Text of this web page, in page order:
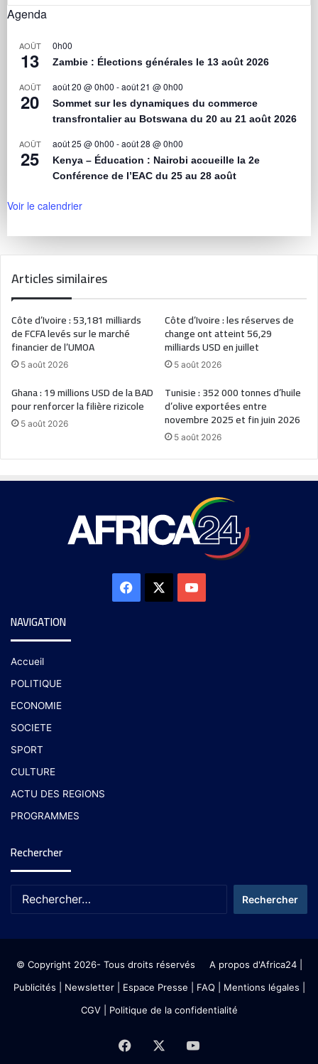
Agenda
AOÛT
13
0h00
Zambie : Élections générales le 13 août 2026
AOÛT
20
août 20 @ 0h00 -août 21 @ 0h00
Sommet sur les dynamiques du commerce
transfrontalier au Botswana du 20 au 21 août 2026
AOÛT
25
août 25 @ 0h00 -août 28 @ 0h00
Kenya – Éducation : Nairobi accueille la 2e
Conférence de l’EAC du 25 au 28 août
Voir le calendrier
Articles similaires
Côte d’Ivoire : 53,181 milliards
de FCFA levés sur le marché
financier de l’UMOA
5 août 2026
Côte d’Ivoire : les réserves de
change ont atteint 56,29
milliards USD en juillet
5 août 2026
Ghana : 19 millions USD de la BAD
pour renforcer la filière rizicole
5 août 2026
Tunisie : 352 000 tonnes d’huile
d’olive exportées entre
novembre 2025 et fin juin 2026
5 août 2026
NAVIGATION
Accueil
POLITIQUE
ECONOMIE
SOCIETE
SPORT
CULTURE
ACTU DES REGIONS
PROGRAMMES
Rechercher
© Copyright 2026- Tous droits réservés A propos d'Africa24|
Publicités
Newsletter| Espace Presse | FAQ | Mentions légales
CGV| Politique de la confidentialité